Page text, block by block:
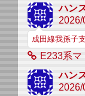
ハン
2026/
成田線我孫子
E233系マ
ハン
2026/